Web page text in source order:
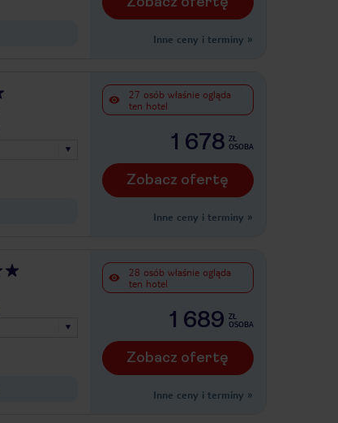
Inne ceny i terminy »
27 osób właśnie ogląda
ten hotel
1 678 ZŁ
OSOBA
Zobacz ofertę
Inne ceny i terminy »
28 osób właśnie ogląda
ten hotel
1 689 ZŁ
OSOBA
Zobacz ofertę
Inne ceny i terminy »